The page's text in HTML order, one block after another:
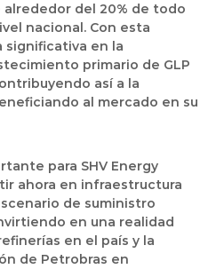
del 20% de todo
nacional. Con esta
significativa en la
primario de GLP
así a la
al mercado en su
para SHV Energy
ahora en infraestructura
de suministro
en una realidad
en el país y la
de Petrobras en